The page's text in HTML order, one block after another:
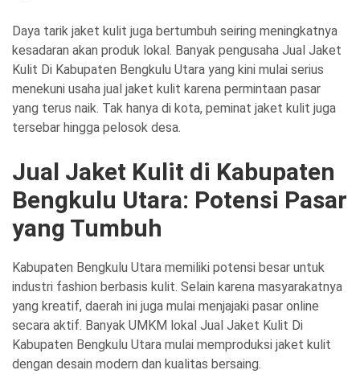
Daya tarik jaket kulit juga bertumbuh seiring meningkatnya
kesadaran akan produk lokal. Banyak pengusaha Jual Jaket
Kulit Di Kabupaten Bengkulu Utara yang kini mulai serius
menekuni usaha jual jaket kulit karena permintaan pasar
yang terus naik. Tak hanya di kota, peminat jaket kulit juga
tersebar hingga pelosok desa.
Jual Jaket Kulit di Kabupaten
Bengkulu Utara: Potensi Pasar
yang Tumbuh
Kabupaten Bengkulu Utara memiliki potensi besar untuk
industri fashion berbasis kulit. Selain karena masyarakatnya
yang kreatif, daerah ini juga mulai menjajaki pasar online
secara aktif. Banyak UMKM lokal Jual Jaket Kulit Di
Kabupaten Bengkulu Utara mulai memproduksi jaket kulit
dengan desain modern dan kualitas bersaing.